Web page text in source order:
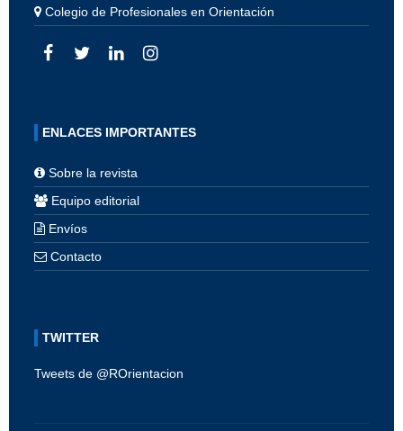
Colegio de Profesionales en Orientación
ENLACES IMPORTANTES
Sobre la revista
Equipo editorial
Envíos
Contacto
TWITTER
Tweets de @ROrientacion